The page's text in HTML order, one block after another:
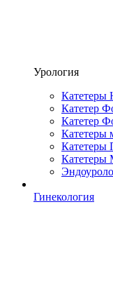
Урология
Катетеры
Катетер
Катетер
Катетеры
Катетеры
Катетеры
Гинекология